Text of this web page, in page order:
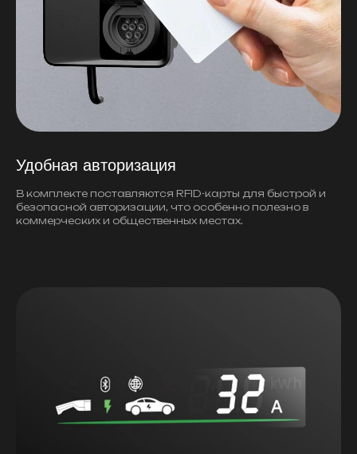
Удобная авторизация
В комплекте поставляются RFID-карты для быстрой и
безопасной авторизации, что особенно полезно в
коммерческих и общественных местах.